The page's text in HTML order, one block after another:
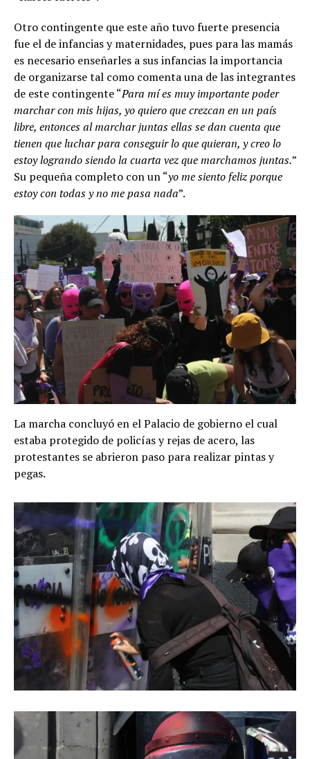
Otro contingente que este año tuvo fuerte presencia
fue el de infancias y maternidades, pues para las mamás
es necesario enseñarles a sus infancias la importancia
de organizarse tal como comenta una de las integrantes
de este contingente “Para mí es muy importante poder
marchar con mis hijas, yo quiero que crezcan en un país
libre, entonces al marchar juntas ellas se dan cuenta que
tienen que luchar para conseguir lo que quieran, y creo lo
estoy logrando siendo la cuarta vez que marchamos juntas.”
Su pequeña completo con un “yo me siento feliz porque
estoy con todas y no me pasa nada”.
La marcha concluyó en el Palacio de gobierno el cual
estaba protegido de policías y rejas de acero, las
protestantes se abrieron paso para realizar pintas y
pegas.